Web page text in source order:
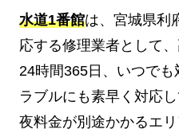
水道1番館は、宮城県利
応する修理業者として
24時間365日、いつでも
ラブルにも素早く対応
夜料金が別途かかるエ